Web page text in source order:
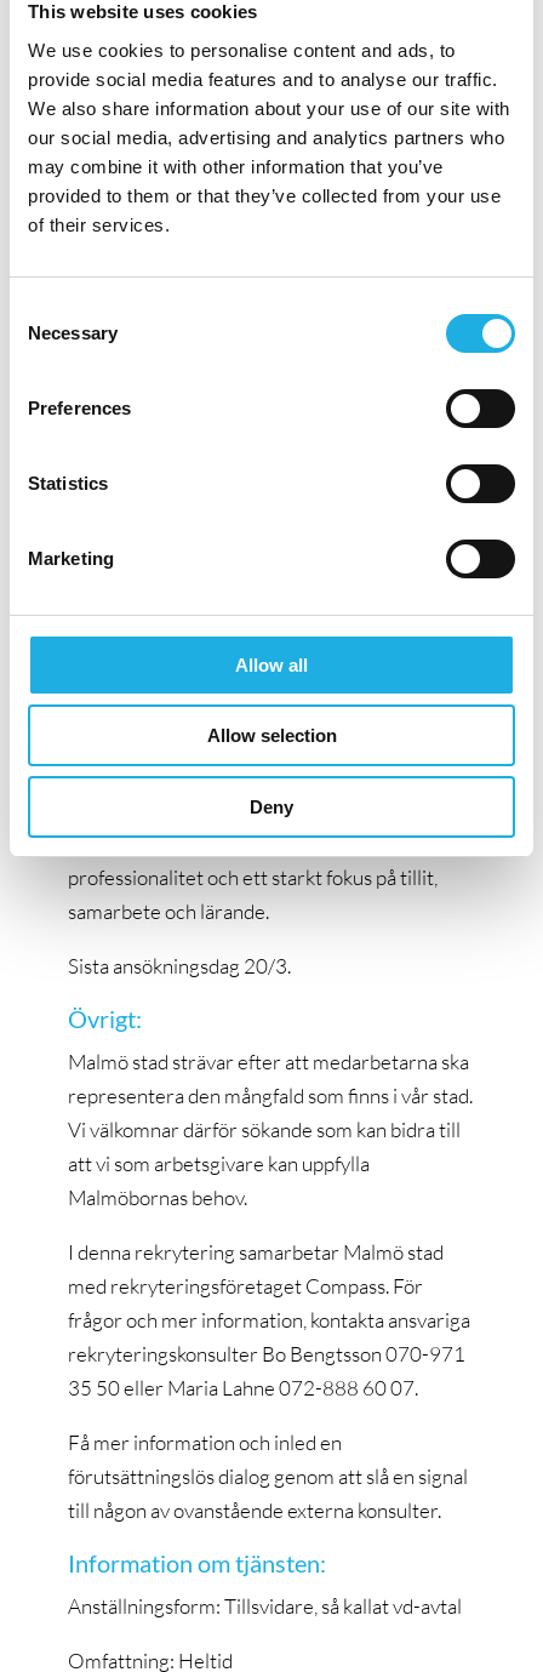
This website uses cookies
We use cookies to personalise content and ads, to
provide social media features and to analyse our traffic.
We also share information about your use of our site with
our social media, advertising and analytics partners who
may combine it with other information that you’ve
provided to them or that they’ve collected from your use
of their services.
Selection
Necessary
Preferences
Statistics
Marketing
Allow all
Allow selection
Deny
Arbetsmarknads- och socialförvaltningen har
ett brett och samhällsviktigt uppdrag som
omfattar bland annat individ- och
familjeomsorg, arbetsmarknadsinsatser,
ekonomiskt bistånd och mottagande av
nyanlända. Förvaltningen arbetar nära
invånarna och i tät samverkan med andra
och kan ta ansvar bortom den egna
14 förvaltningar. Vårt gemensamma uppdrag
samhällsutveckling. Tillsammans med
Malmöborna utvecklar vi en ännu bättre stad
Organisationen präglas av hög kompetens,
professionalitet och ett starkt fokus på tillit,
samarbete och lärande.
Sista ansökningsdag 20/3.
Övrigt:
Malmö stad strävar efter att medarbetarna ska
representera den mångfald som finns i vår stad.
Vi välkomnar därför sökande som kan bidra till
att vi som arbetsgivare kan uppfylla
Malmöbornas behov.
I denna rekrytering samarbetar Malmö stad
med rekryteringsföretaget Compass. För
frågor och mer information, kontakta ansvariga
rekryteringskonsulter Bo Bengtsson 070-971
35 50 eller Maria Lahne 072-888 60 07.
Få mer information och inled en
förutsättningslös dialog genom att slå en signal
till någon av ovanstående externa konsulter.
Information om tjänsten:
Anställningsform: Tillsvidare, så kallat vd-avtal
Omfattning: Heltid